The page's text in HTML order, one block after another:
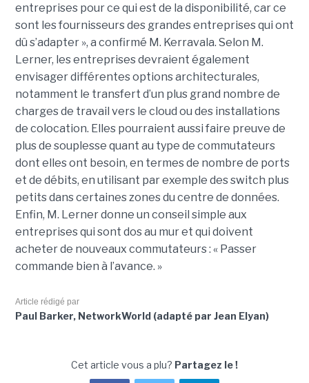
entreprises pour ce qui est de la disponibilité, car ce
sont les fournisseurs des grandes entreprises qui ont
dû s’adapter », a confirmé M. Kerravala. Selon M.
Lerner, les entreprises devraient également
envisager différentes options architecturales,
notamment le transfert d’un plus grand nombre de
charges de travail vers le cloud ou des installations
de colocation. Elles pourraient aussi faire preuve de
plus de souplesse quant au type de commutateurs
dont elles ont besoin, en termes de nombre de ports
et de débits, en utilisant par exemple des switch plus
petits dans certaines zones du centre de données.
Enfin, M. Lerner donne un conseil simple aux
entreprises qui sont dos au mur et qui doivent
acheter de nouveaux commutateurs : « Passer
commande bien à l’avance. »
Article rédigé par
Paul Barker, NetworkWorld (adapté par Jean Elyan)
Cet article vous a plu? Partagez le !